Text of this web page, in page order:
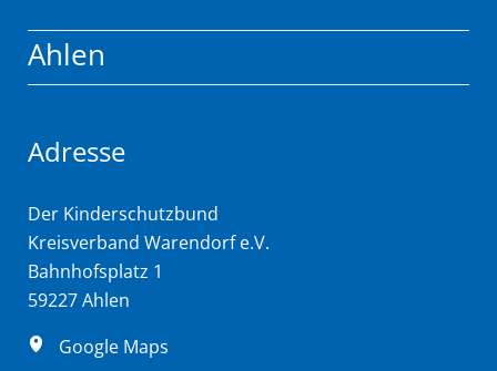
Ahlen
Adresse
Der Kinderschutzbund
Kreisverband Warendorf e.V.
Bahnhofsplatz 1
59227 Ahlen
Google Maps